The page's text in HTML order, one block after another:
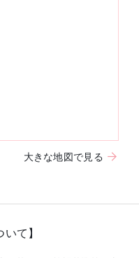
大きな地図で見る
いて】